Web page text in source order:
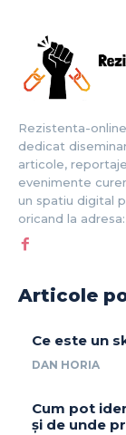
Rezistenta-
dedicat
articole,
evenimente
un spatiu digital
oricand la
Articole
Ce este un
DAN HORIA
Cum pot
și de unde